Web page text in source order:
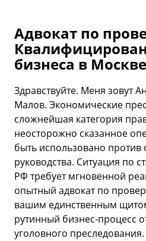
Адвокат по
бизнеса в
Здравствуйте. Меня зовут
Малов. Экономические
сложнейшая категория
неосторожно сказанное
быть использовано против
руководства. Ситуация по
РФ требует мгновенной
опытный адвокат по
вашим единственным
рутинный бизнес-процесс
уголовного преследования.